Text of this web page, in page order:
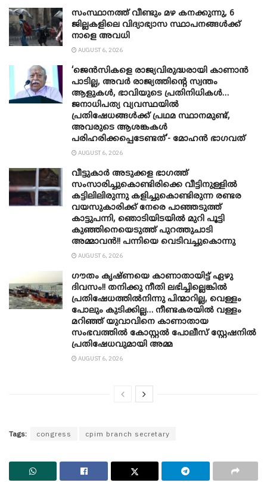
സംസ്ഥാനത്ത് വീണ്ടും മഴ കനക്കുന്നു, 6
ജില്ലകളിലെ വിദ്യാഭ്യാസ സ്ഥാപനങ്ങൾക്ക്
നാളെ അവധി
AUGUST 6, 2026
‘ജെൻസികളെ രാജ്യവിരുദ്ധരായി കാണാൻ
പാടില്ല, അവർ രാജ്യത്തിന്റെ സ്വന്തം
ആളുകൾ, ഭാവിയുടെ പ്രതിനിധികൾ…
ജനാധിപത്യ വ്യവസ്ഥയിൽ
പ്രതിഷേധങ്ങൾക്ക് പ്രഥമ സ്ഥാനമുണ്ട്,
അവരുടെ ആശങ്കകൾ
പരിഹരിക്കപ്പെടേണ്ടത്’- മോഹൻ ഭാ​ഗവത്
AUGUST 6, 2026
വീട്ടുകാർ അ‌ടുക്കള ഭാ​ഗത്ത്
സംസാരിച്ചുകൊണ്ടിരിക്കെ വീട്ടിനുള്ളിൽ
കട്ടിലിലിരുന്നു കളിച്ചുകൊണ്ടിരുന്ന രണ്ടര
വയസുകാരിക്ക് നേരെ പാഞ്ഞടുത്ത്
കാട്ടുപന്നി, ‍ഞൊടിയി‌ടയിൽ മുറി പൂട്ടി
കുഞ്ഞിനെയെടുത്ത് പുറത്തുചാടി
അമ്മാവൻ!! പന്നിയെ വെടിവച്ചുകൊന്നു
AUGUST 6, 2026
ഗൗതം കൃഷ്ണയെ കാണാതായിട്ട് ഏഴു
ദിവസം!! തനിക്കു നീതി ലഭിച്ചില്ലെങ്കിൽ
പ്രതിഷേധത്തിൽനിന്നു പിന്മാറില്ല, വെള്ളം
പോലും കുടിക്കില്ല… നീണ്ടകരയിൽ വള്ളം
മറിഞ്ഞ് യുവാവിനെ കാണാതായ
സംഭവത്തിൽ കോസ്റ്റൽ പോലീസ് സ്റ്റേഷനിൽ
പ്രതിഷേധവുമായി അമ്മ
AUGUST 6, 2026
Tags: congress cpim branch secretary